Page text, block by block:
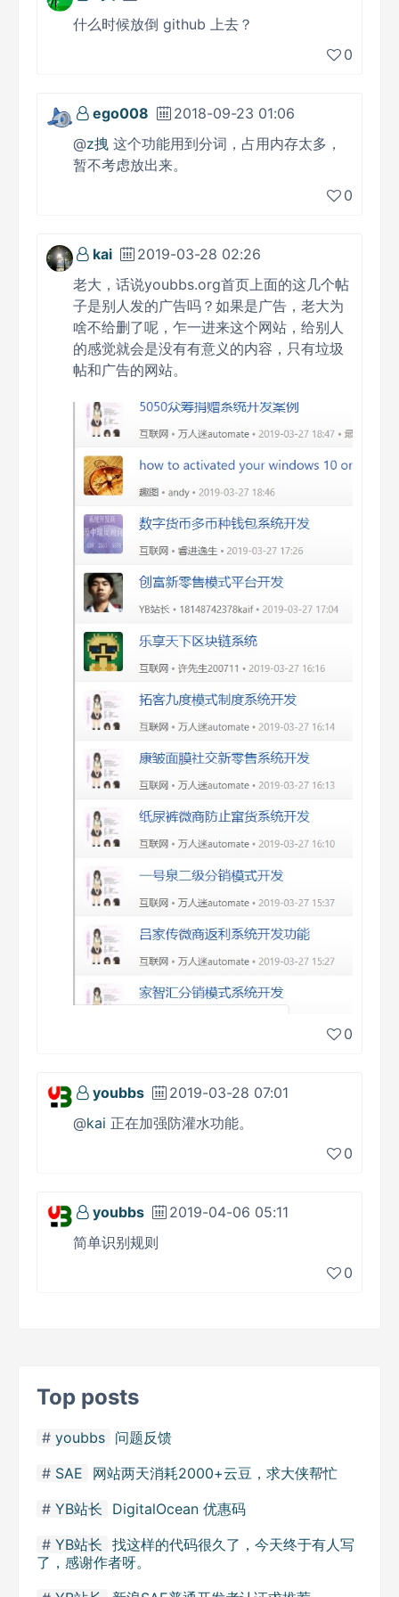
什么时候放倒 github 上去？
0
ego008
2018-09-23 01:06
@z拽 这个功能用到分词，占用内存太多，
暂不考虑放出来。
0
kai
2019-03-28 02:26
老大，话说youbbs.org首页上面的这几个帖
子是别人发的广告吗？如果是广告，老大为
啥不给删了呢，乍一进来这个网站，给别人
的感觉就会是没有有意义的内容，只有垃圾
帖和广告的网站。
0
youbbs
2019-03-28 07:01
@kai 正在加强防灌水功能。
0
youbbs
2019-04-06 05:11
简单识别规则
0
Top posts
youbbs 问题反馈
SAE
网站两天消耗2000+云豆，求大侠帮忙
YB站长
DigitalOcean 优惠码
YB站长 找这样的代码很久了，今天终于有人写
了，感谢作者呀。